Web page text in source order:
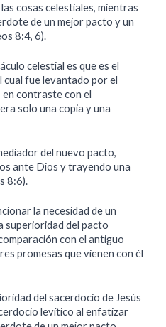
cosas celestiales, mientras
de un mejor pacto y un
8:4, 6).
celestial es que es el
fue levantado por el
en contraste con el
solo una copia y una
del nuevo pacto,
ante Dios y trayendo una
8:6).
la necesidad de un
superioridad del pacto
con el antiguo
promesas que vienen con él
del sacerdocio de Jesús
levítico al enfatizar